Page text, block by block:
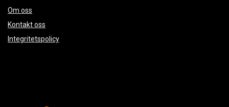
Om oss
Kontakt oss
Integritetspolicy